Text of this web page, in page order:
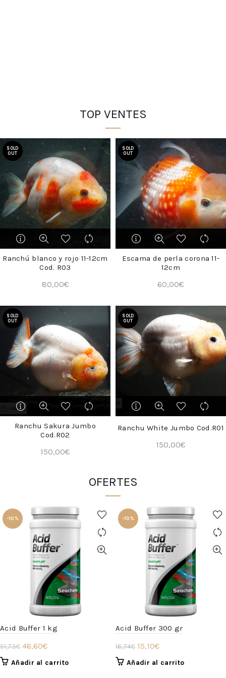
TOP VENTES
SOLD
OUT
Ranchú blanco y rojo 11-12cm
Cod. R03
80,00€
SOLD
OUT
Escama de perla corona 11-
12cm
60,00€
SOLD
OUT
Ranchu Sakura Jumbo
Cod.R02
150,00€
SOLD
OUT
Ranchu White Jumbo Cod.R01
150,00€
OFERTES
-10%
Acid Buffer 1 kg
51,73€ El
precio
46,60€
precio
Añadir al carrito
-10%
Acid Buffer 300 gr
16,74€ El
precio
15,10€
precio
Añadir al carrito